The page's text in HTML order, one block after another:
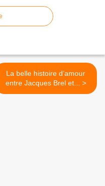
La belle histoire d’amour
entre Jacques Brel et... >